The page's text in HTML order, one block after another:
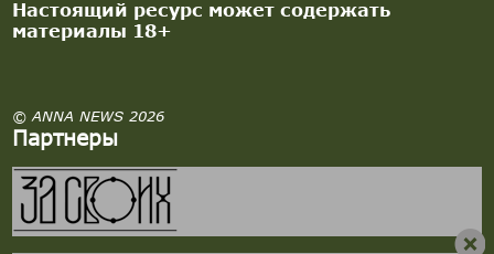
Настоящий ресурс может содержать
материалы 18+
© ANNA NEWS 2026
Партнеры